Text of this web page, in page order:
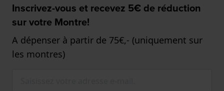
Inscrivez-vous et recevez 5€ de réduction
sur votre Montre!
A dépenser à partir de 75€,- (uniquement sur
les montres)